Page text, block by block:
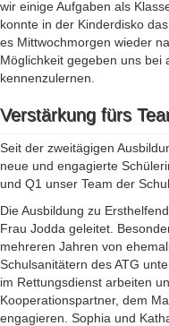
wir einige Aufgaben als
konnte in der Kinderdisko
es Mittwochmorgen wieder
Möglichkeit gegeben uns bei
kennenzulernen.
Verstärkung fürs
Seit der zweitägigen
neue und engagierte
und Q1 unser Team der
Die Ausbildung zu
Frau Jodda geleitet.
mehreren Jahren von
Schulsanitätern des ATG
im Rettungsdienst arbeiten
Kooperationspartner, dem
engagieren. Sophia und